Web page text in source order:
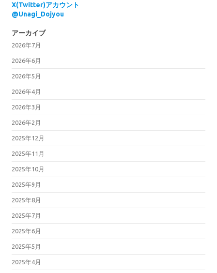
X(Twitter)アカウント
@Unagi_Dojyou
アーカイブ
2026年7月
2026年6月
2026年5月
2026年4月
2026年3月
2026年2月
2025年12月
2025年11月
2025年10月
2025年9月
2025年8月
2025年7月
2025年6月
2025年5月
2025年4月